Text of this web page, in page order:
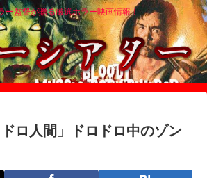
ー監督が贈る厳選ホラー映画情報！
ドロ人間」ドロドロ中のゾン